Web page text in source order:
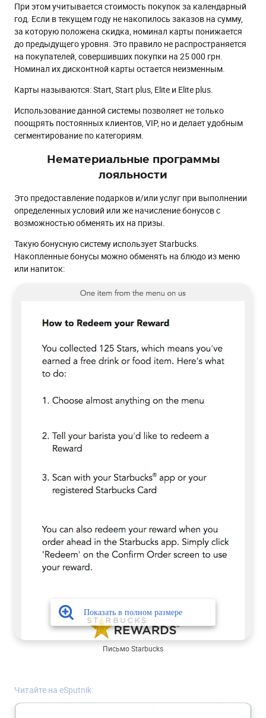
При этом учитывается стоимость покупок за календарный
год. Если в текущем году не накопилось заказов на сумму,
за которую положена скидка, номинал карты понижается
до предыдущего уровня. Это правило не распространяется
на покупателей, совершивших покупки на 25 000 грн.
Номинал их дисконтной карты остается неизменным.
Карты называются: Start, Start plus, Elite и Elite plus.
Использование данной системы позволяет не только
поощрять постоянных клиентов, VIP, но и делает удобным
сегментирование по категориям.
Нематериальные программы
лояльности
Это предоставление подарков и/или услуг при выполнении
определенных условий или же начисление бонусов с
возможностью обменять их на призы.
Такую бонусную систему использует Starbucks.
Накопленные бонусы можно обменять на блюдо из меню
или напиток:
Письмо Starbucks
Читайте на eSputnik: